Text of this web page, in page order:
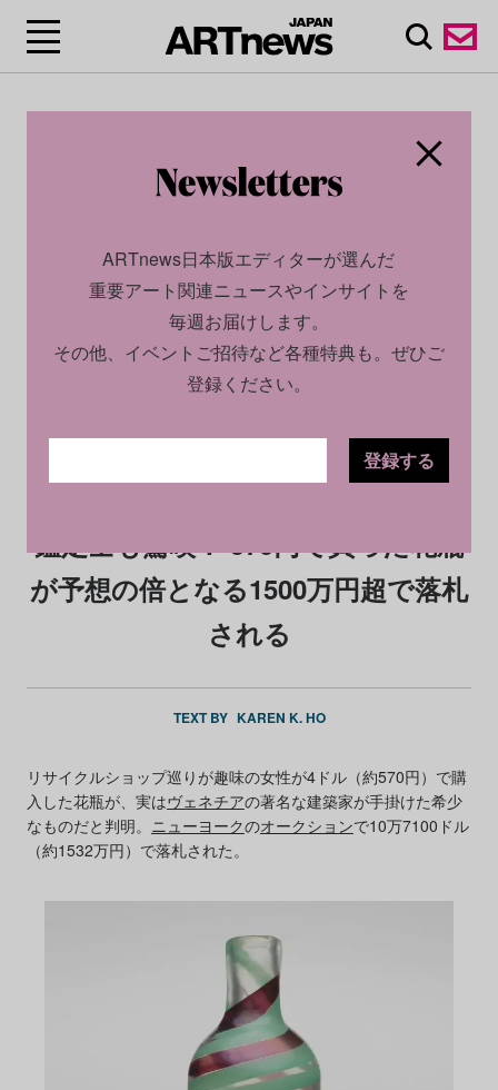
2023.12.21
鑑定士も驚嘆！ 570円で買った花瓶
が予想の倍となる1500万円超で落札
される
TEXT BY KAREN K. HO
リサイクルショップ巡りが趣味の女性が4ドル（約570円）で購
入した花瓶が、実はヴェネチアの著名な建築家が手掛けた希少
なものだと判明。 ニューヨークのオークションで10万7100ドル
（約1532万円）で落札された。
ARTnews日本版エディターが選んだ
重要アート関連ニュースやインサイトを
毎週お届けします。
その他、イベントご招待など各種特典も。ぜひご
登録ください。
登録する